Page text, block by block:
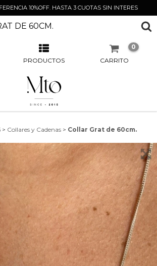
10%OFF. HASTA 3 CUOTAS SIN INTERES
DE 60CM.
PRODUCTOS CARRITO
0
> Collares y Cadenas > Collar Grat de 60cm.